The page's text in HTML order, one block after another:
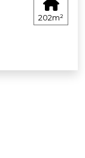
ist
202m²